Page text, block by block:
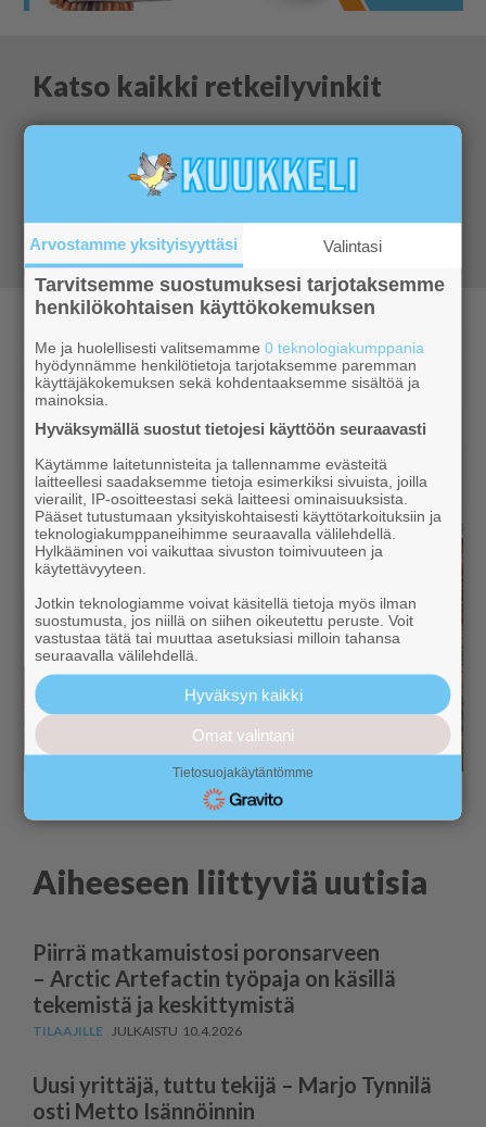
Katso kaikki retkeilyvinkit
RetkivinkitKatso mihin Ylläksellä ja
lähistöllä kannatta suunnata retkeilemään.
Parhaat vinkit ja ohjeet jokaiselle
Aiheeseen liittyviä uutisia
Piirrä matkamuistosi poronsarveen
– Arctic Artefactin työpaja on käsillä
tekemistä ja keskittymistä
10.4.2026
Uusi yrittäjä, tuttu tekijä – Marjo Tynnilä
osti Metto Isännöinnin
Arvostamme yksityisyyttäsi Valintasi
Tarvitsemme suostumuksesi tarjotaksemme
henkilökohtaisen käyttökokemuksen
Me ja huolellisesti valitsemamme0 teknologiakumppania
hyödynnämme henkilötietoja tarjotaksemme paremman
käyttäjäkokemuksen sekä kohdentaaksemme sisältöä ja
mainoksia.
Hyväksymällä suostut tietojesi käyttöön seuraavasti
Käytämme laitetunnisteita ja tallennamme evästeitä
laitteellesi saadaksemme tietoja esimerkiksi sivuista, joilla
vierailit, IP-osoitteestasi sekä laitteesi ominaisuuksista.
Pääset tutustumaan yksityiskohtaisesti käyttötarkoituksiin ja
teknologiakumppaneihimme seuraavalla välilehdellä.
Hylkääminen voi vaikuttaa sivuston toimivuuteen ja
käytettävyyteen.
Jotkin teknologiamme voivat käsitellä tietoja myös ilman
suostumusta, jos niillä on siihen oikeutettu peruste. Voit
vastustaa tätä tai muuttaa asetuksiasi milloin tahansa
seuraavalla välilehdellä.
Hyväksyn kaikki
Omat valintani
Tietosuojakäytäntömme